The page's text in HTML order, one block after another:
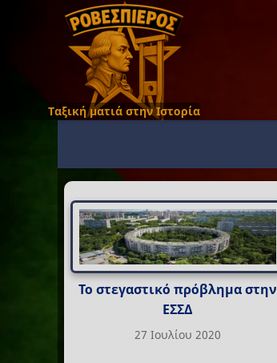
Ταξική ματιά στην Ιστορία
Το στεγαστικό πρόβλημα στην
ΕΣΣΔ
27 Ιουλίου 2020